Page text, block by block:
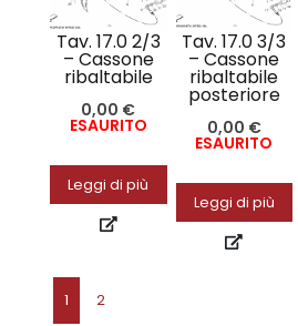
Tav. 17.0 2/3
– Cassone
ribaltabile
0,00 €
ESAURITO
Leggi di più
Tav. 17.0 3/3
– Cassone
ribaltabile
posteriore
0,00 €
ESAURITO
Leggi di più
1 2